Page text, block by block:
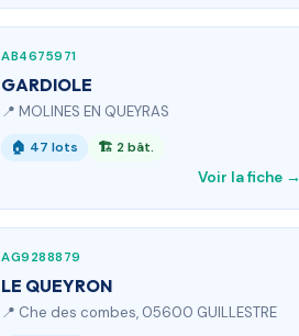
AB4675971
GARDIOLE
📍 MOLINES EN QUEYRAS
🏠 47 lots 🏗 2 bât.
Voir la fiche →
AG9288879
LE QUEYRON
📍 Che des combes, 05600 GUILLESTRE